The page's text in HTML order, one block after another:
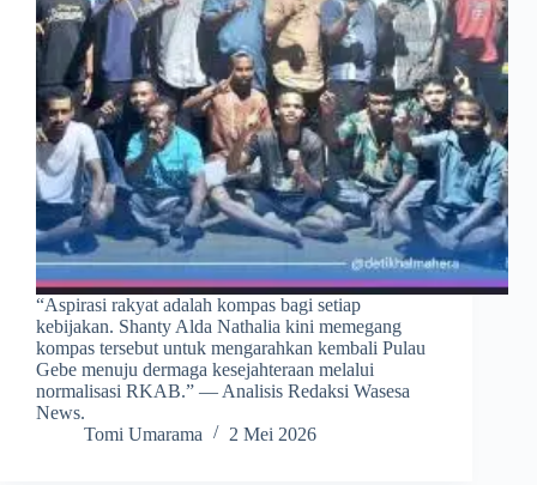
​“Aspirasi rakyat adalah kompas bagi setiap
kebijakan. Shanty Alda Nathalia kini memegang
kompas tersebut untuk mengarahkan kembali Pulau
Gebe menuju dermaga kesejahteraan melalui
normalisasi RKAB.” — Analisis Redaksi Wasesa
News.
Tomi Umarama
2 Mei 2026